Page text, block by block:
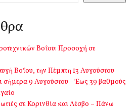
Βοΐου: Προσοχή σε
Βοΐου, την Πέμπτη 13 Αυγούστου
σήμερα 9 Αυγούστου – Έως 39 βαθμούς
σε Κορινθία και Λέσβο – Πάνω